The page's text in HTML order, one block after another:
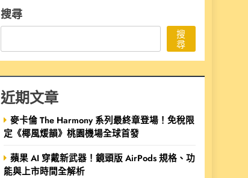
搜尋
搜
尋
近期文章
麥卡倫 The Harmony 系列最終章登場！免稅限
定《椰風煖韻》桃園機場全球首發
蘋果 AI 穿戴新武器！鏡頭版 AirPods 規格、功
能與上市時間全解析